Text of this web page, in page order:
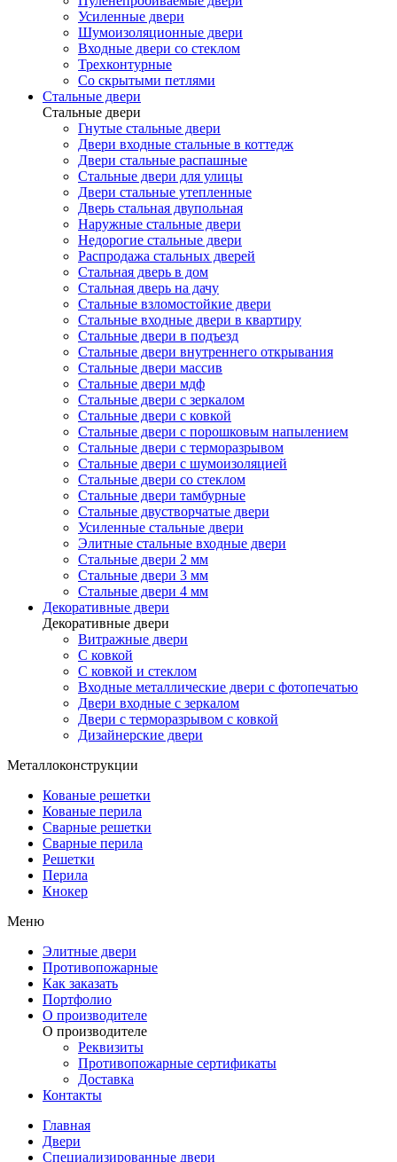
Усиленные двери
Шумоизоляционные двери
Входные двери со стеклом
Трехконтурные
Со скрытыми петлями
Стальные двери
Стальные двери
Гнутые стальные двери
Двери входные стальные в коттедж
Двери стальные распашные
Стальные двери для улицы
Двери стальные утепленные
Дверь стальная двупольная
Наружные стальные двери
Недорогие стальные двери
Распродажа стальных дверей
Стальная дверь в дом
Стальная дверь на дачу
Стальные взломостойкие двери
Стальные входные двери в квартиру
Стальные двери в подъезд
Стальные двери внутреннего открывания
Стальные двери массив
Стальные двери мдф
Стальные двери с зеркалом
Стальные двери с ковкой
Стальные двери с порошковым напылением
Стальные двери с терморазрывом
Стальные двери с шумоизоляцией
Стальные двери со стеклом
Стальные двери тамбурные
Стальные двустворчатые двери
Усиленные стальные двери
Элитные стальные входные двери
Стальные двери 2 мм
Стальные двери 3 мм
Стальные двери 4 мм
Декоративные двери
Декоративные двери
Витражные двери
С ковкой
С ковкой и стеклом
Входные металлические двери с фотопечатью
Двери входные с зеркалом
Двери с терморазрывом с ковкой
Дизайнерские двери
Металлоконструкции
Кованые решетки
Кованые перила
Сварные решетки
Сварные перила
Решетки
Перила
Кнокер
Меню
Элитные двери
Противопожарные
Как заказать
Портфолио
О производителе
О производителе
Реквизиты
Противопожарные сертификаты
Доставка
Контакты
Главная
Двери
Специализированные двери